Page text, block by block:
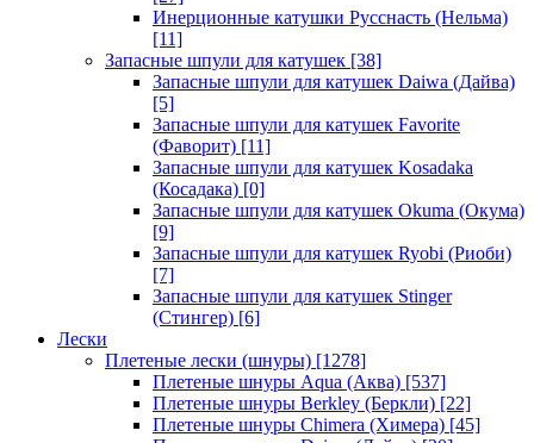
Инерционные катушки Русснасть (Нельма)
[11]
Запасные шпули для катушек [38]
Запасные шпули для катушек Daiwa (Дайва)
[5]
Запасные шпули для катушек Favorite
(Фаворит) [11]
Запасные шпули для катушек Kosadaka
(Косадака) [0]
Запасные шпули для катушек Okuma (Окума)
[9]
Запасные шпули для катушек Ryobi (Риоби)
[7]
Запасные шпули для катушек Stinger
(Стингер) [6]
Лески
Плетеные лески (шнуры) [1278]
Плетеные шнуры Aqua (Аква) [537]
Плетеные шнуры Berkley (Беркли) [22]
Плетеные шнуры Chimera (Химера) [45]